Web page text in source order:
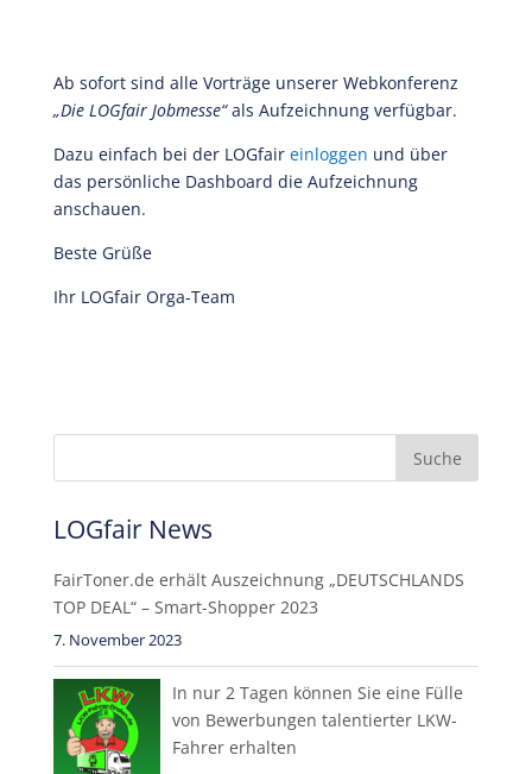
Ab sofort sind alle Vorträge unserer Webkonferenz
„Die LOGfair Jobmesse“als Aufzeichnung verfügbar.
Dazu einfach bei der LOGfair einloggen und über
das persönliche Dashboard die Aufzeichnung
anschauen.
Beste Grüße
Ihr LOGfair Orga-Team
LOGfair News
FairToner.de erhält Auszeichnung „DEUTSCHLANDS
TOP DEAL“ – Smart-Shopper 2023
7. November 2023
In nur 2 Tagen können Sie eine Fülle
von Bewerbungen talentierter LKW-
Fahrer erhalten